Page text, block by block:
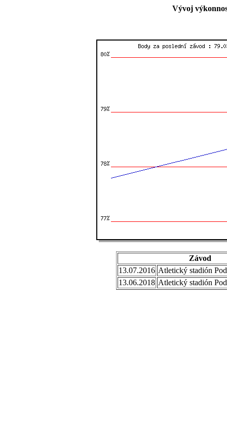
Vývoj
Závod
13.07.2016 Atletický stadión
13.06.2018 Atletický stadión